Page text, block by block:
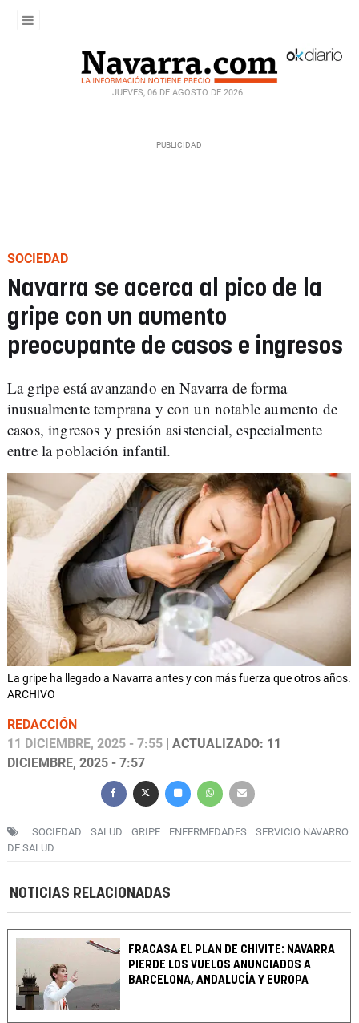
JUEVES, 06 DE AGOSTO DE 2026
SOCIEDAD
Navarra se acerca al pico de la
gripe con un aumento
preocupante de casos e ingresos
La gripe está avanzando en Navarra de forma
inusualmente temprana y con un notable aumento de
casos, ingresos y presión asistencial, especialmente
entre la población infantil.
La gripe ha llegado a Navarra antes y con más fuerza que otros años.
ARCHIVO
REDACCIÓN
11 DICIEMBRE, 2025 - 7:55 | ACTUALIZADO: 11
DICIEMBRE, 2025 - 7:57
SOCIEDAD SALUD GRIPE ENFERMEDADES
SERVICIO NAVARRO
DE SALUD
NOTICIAS RELACIONADAS
FRACASA EL PLAN DE CHIVITE: NAVARRA
PIERDE LOS VUELOS ANUNCIADOS A
BARCELONA, ANDALUCÍA Y EUROPA